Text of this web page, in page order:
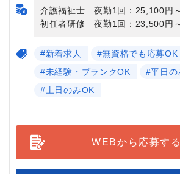
介護福祉士 夜勤1回：25,100円～
初任者研修 夜勤1回：23,500円～
#新着求人
#無資格でも応募OK
#未経験・ブランクOK
#平日の
#土日のみOK
WEBから応募する